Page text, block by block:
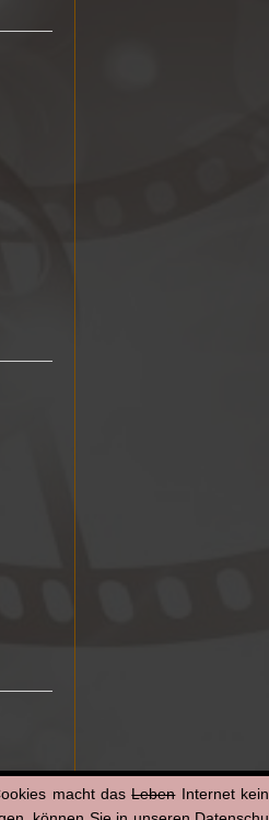
macht dasLebenInternet